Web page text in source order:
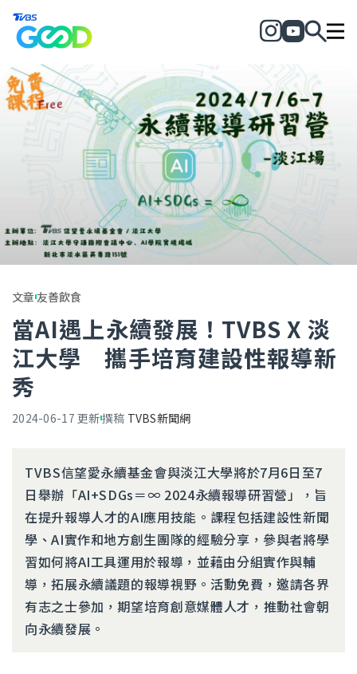
文章友善飲食
當AI遇上永續發展！TVBS X 淡
江大學 攜手培育建設性報導新
秀
2024-06-17 更新撰稿 TVBS新聞網
TVBS信望愛永續基金會與淡江大學將於7月6日至7
日舉辦「AI+SDGs＝∞ 2024永續報導研習營」，旨
在提升報導人才的AI應用技能。課程包括建設性新聞
學、AI實作和地方創生團隊的經驗分享，參與者將學
習如何將AI工具運用於報導，並藉由分組實作與輔
導，拓展永續議題的報導視野。活動免費，邀請各界
有志之士參加，期望培育創意媒體人才，推動社會朝
向永續發展。